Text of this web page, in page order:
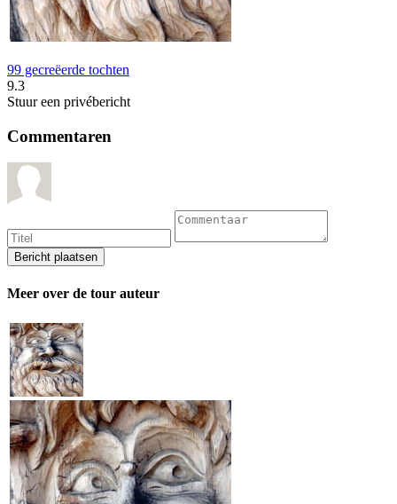
99 gecreëerde tochten
9.3
Stuur een privébericht
Commentaren
Meer over de tour auteur